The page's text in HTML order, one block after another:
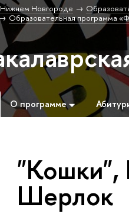
Новгороде
Образовательная программа
О программе
"Кошки",
Шерлок